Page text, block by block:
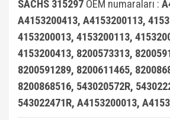
SACHS 315297 OEM numaraları :
A4153200413, A4153200113,
4153200013, 4153200113,
4153200413, 8200573313,
8200591289, 8200611465,
8200868516, 543020572R,
543022471R, A4153200013,